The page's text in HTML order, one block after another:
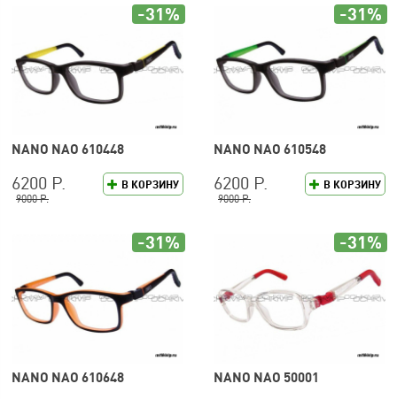
NANO NAO 610448
В КОРЗИНУ
6200 Р.
9000 Р.
-31%
NANO NAO 610548
В КОРЗИНУ
6200 Р.
9000 Р.
-31%
NANO NAO 610648
-31%
NANO NAO 50001
-31%